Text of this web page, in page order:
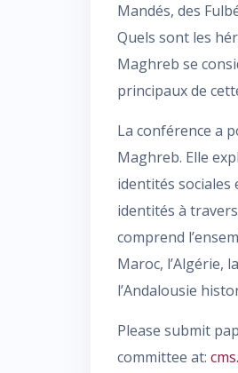
Mandés, des
Quels sont les
Maghreb se
principaux de
La conférence a
Maghreb. Elle
identités sociales
identités à
comprend
Maroc, l’Algérie,
l’Andalousie
Please submit
committee at: